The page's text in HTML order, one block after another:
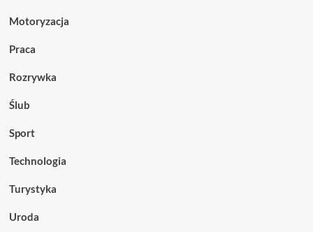
Motoryzacja
Praca
Rozrywka
Ślub
Sport
Technologia
Turystyka
Uroda